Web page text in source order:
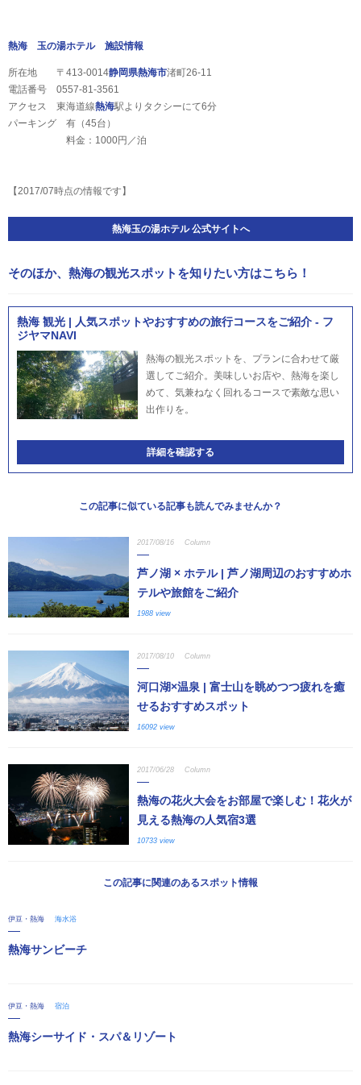
熱海 玉の湯ホテル 施設情報
所在地 〒413-0014静岡県熱海市渚町26-11
電話番号 0557-81-3561
アクセス 東海道線熱海駅よりタクシーにて6分
パーキング 有（45台）
料金：1000円／泊
【2017/07時点の情報です】
熱海玉の湯ホテル 公式サイトへ
そのほか、熱海の観光スポットを知りたい方はこちら！
熱海 観光 | 人気スポットやおすすめの旅行コースをご紹介 - フ
ジヤマNAVI
熱海の観光スポットを、プランに合わせて厳
選してご紹介。美味しいお店や、熱海を楽し
めて、気兼ねなく回れるコースで素敵な思い
出作りを。
詳細を確認する
この記事に似ている記事も読んでみませんか？
2017/08/16 Column
芦ノ湖 × ホテル | 芦ノ湖周辺のおすすめホ
テルや旅館をご紹介
1988 view
2017/08/10 Column
河口湖×温泉 | 富士山を眺めつつ疲れを癒
せるおすすめスポット
16092 view
2017/06/28 Column
熱海の花火大会をお部屋で楽しむ！花火が
見える熱海の人気宿3選
10733 view
この記事に関連のあるスポット情報
伊豆・熱海 海水浴
熱海サンビーチ
伊豆・熱海 宿泊
熱海シーサイド・スパ＆リゾート